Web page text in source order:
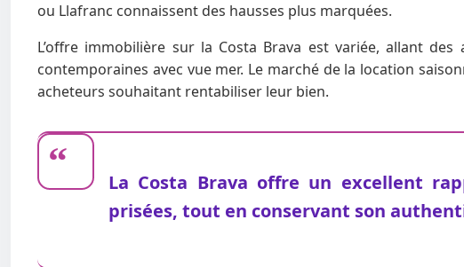
ou Llafranc connaissent des hausses plus marquées.
L’offre immobilière sur la Costa Brava est variée, allant
contemporaines avec vue mer. Le marché de la location
acheteurs souhaitant rentabiliser leur bien.
La Costa Brava offre un excellent
prisées, tout en conservant son